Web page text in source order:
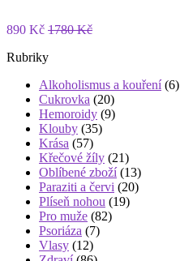
890 Kč 1780 Kč
Rubriky
Alkoholismus a kouření(6)
Cukrovka (20)
Hemoroidy (9)
Klouby (35)
Krása (57)
Křečové žíly (21)
Oblíbené zboží(13)
Paraziti a červi (20)
Plíseň nohou (19)
Pro muže (82)
Psoriáza (7)
Vlasy (12)